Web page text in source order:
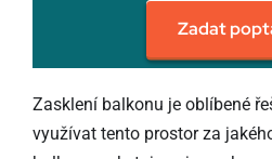
Zadat
Zasklení balkonu je oblíbené
využívat tento prostor za